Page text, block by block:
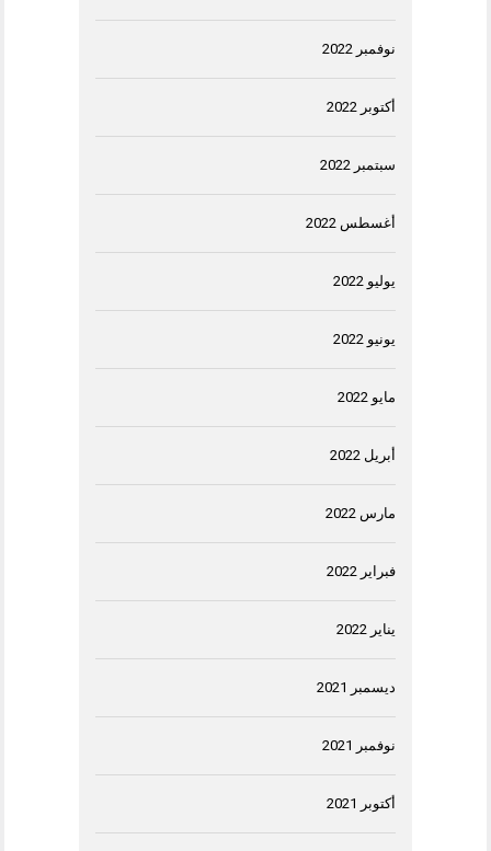
نوفمبر 2022
أكتوبر 2022
سبتمبر 2022
أغسطس 2022
يوليو 2022
يونيو 2022
مايو 2022
أبريل 2022
مارس 2022
فبراير 2022
يناير 2022
ديسمبر 2021
نوفمبر 2021
أكتوبر 2021